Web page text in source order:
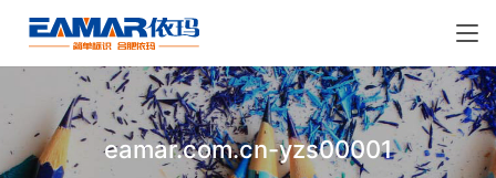
eamar.com.cn-yzs00001